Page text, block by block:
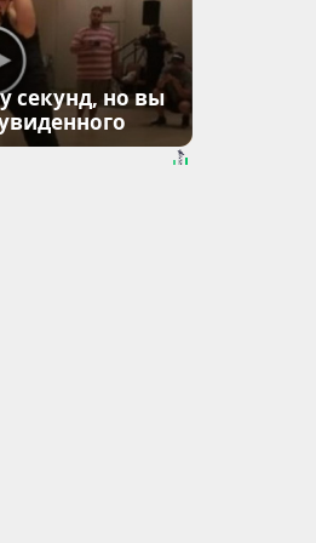
секунд, но вы